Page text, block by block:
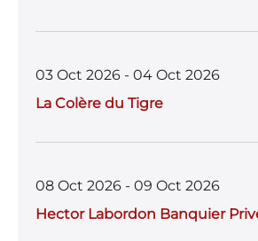
k
03 Oct 2026 - 04 Oct 2026
La Colère du Tigre
08 Oct 2026 - 09 Oct 2026
Hector Labordon Banquier